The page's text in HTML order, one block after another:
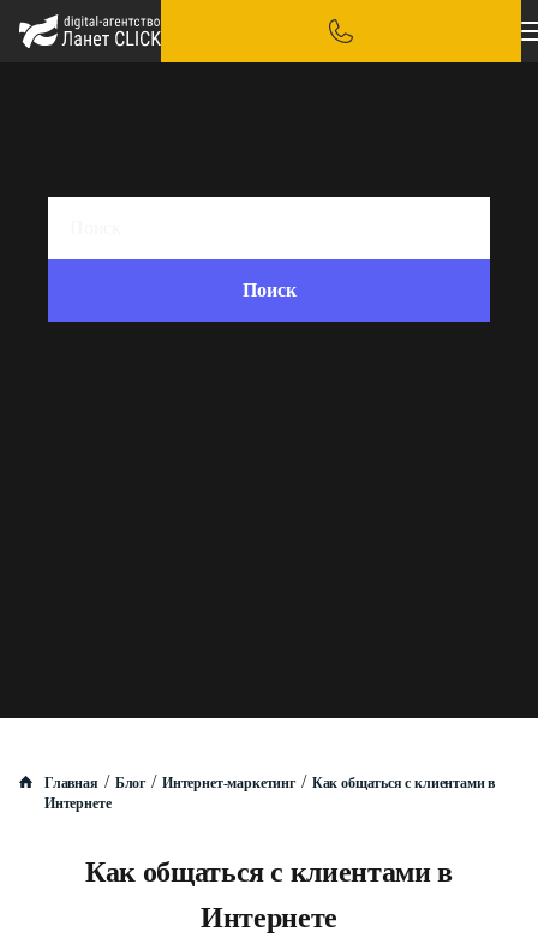
Главная / Блог / Интернет-маркетинг / Как общаться с клиентами в
Интернете
Как общаться с клиентами в
Интернете